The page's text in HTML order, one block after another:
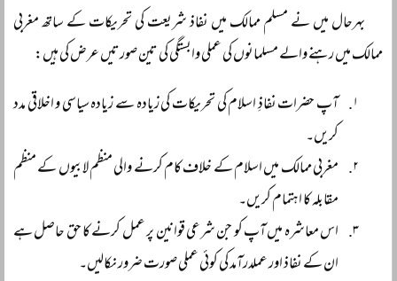
بہرحال میں نے مسلم ممالک میں نفاذ شریعت کی تحریکات کے ساتھ مغربی
ممالک میں رہنے والے مسلمانوں کی عملی وابستگی کی تین صورتیں عرض کی ہیں:
آپ حضرات نفاذِ اسلام کی تحریکات کی زیادہ سے زیادہ سیاسی و اخلاقی مدد
کریں۔
مغربی ممالک میں اسلام کے خلاف کام کرنے والی منظم لابیوں کے منظم
مقابلہ کا اہتمام کریں۔
اس معاشرہ میں آپ کو جن شرعی قوانین پر عمل کرنے کا حق حاصل ہے
ان کے نفاذ اور عملدرآمد کی کوئی عملی صورت ضرور نکالیں۔